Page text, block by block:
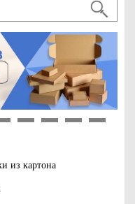
из картона